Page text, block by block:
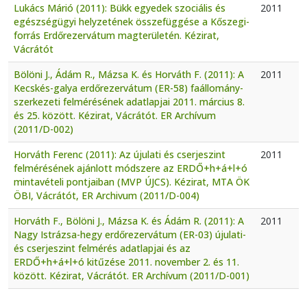
Lukács Márió (2011): Bükk egyedek szociális és
egészségügyi helyzetének összefüggése a Kőszegi-
forrás Erdőrezervátum magterületén. Kézirat,
Vácrátót
2011
Bölöni J., Ádám R., Mázsa K. és Horváth F. (2011): A
Kecskés-galya erdőrezervátum (ER-58) faállomány-
szerkezeti felmérésének adatlapjai 2011. március 8.
és 25. között. Kézirat, Vácrátót. ER Archívum
(2011/D-002)
2011
Horváth Ferenc (2011): Az újulati és cserjeszint
felmérésének ajánlott módszere az ERDŐ+h+á+l+ó
mintavételi pontjaiban (MVP ÚJCS). Kézirat, MTA ÖK
ÖBI, Vácrátót, ER Archivum (2011/D-004)
2011
Horváth F., Bölöni J., Mázsa K. és Ádám R. (2011): A
Nagy Istrázsa-hegy erdőrezervátum (ER-03) újulati-
és cserjeszint felmérés adatlapjai és az
ERDŐ+h+á+l+ó kitűzése 2011. november 2. és 11.
között. Kézirat, Vácrátót. ER Archívum (2011/D-001)
2011